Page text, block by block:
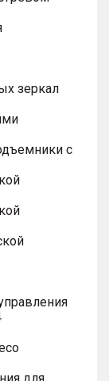
зеркал
с
для